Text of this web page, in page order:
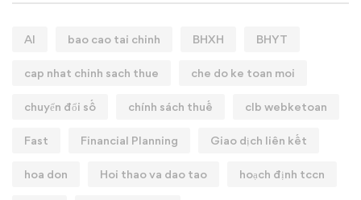
AI bao cao tai chinh BHXH BHYT
cap nhat chinh sach thue che do ke toan moi
chuyển đổi số chính sách thuế clb webketoan
Fast Financial Planning Giao dịch liên kết
hoa don Hoi thao va dao tao hoạch định tccn